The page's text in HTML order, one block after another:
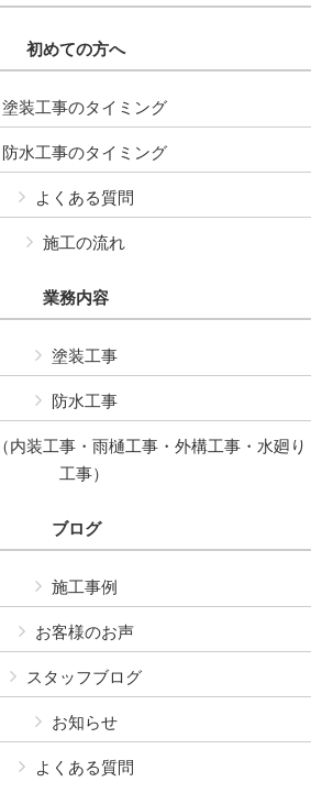
初めての方へ
塗装工事のタイミング
防水工事のタイミング
よくある質問
施工の流れ
業務内容
塗装工事
防水工事
内装工事・雨樋工事・外構工事・水廻り
工事）
ブログ
施工事例
お客様のお声
スタッフブログ
お知らせ
よくある質問